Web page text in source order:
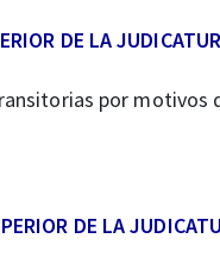
DE LA
por motivos
DE LA